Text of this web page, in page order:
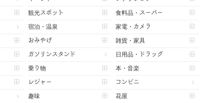
観光スポット
宿泊・温泉
おみやげ
ガソリンスタンド
乗り物
レジャー
趣味
食料品・スーパー
家電・カメラ
雑貨・家具
日用品・ドラッグ
本・音楽
コンビニ
花屋